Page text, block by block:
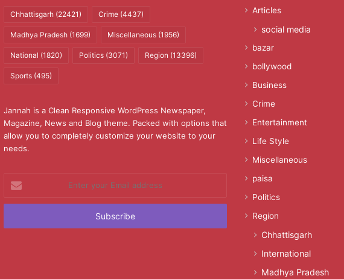
Chhattisgarh(22421) Crime(4437)
Madhya Pradesh(1699) Miscellaneous(1956)
National (1820) Politics(3071) Region (13396)
Sports(495)
Jannah is a Clean Responsive WordPress Newspaper,
Magazine, News and Blog theme. Packed with options that
allow you to completely customize your website to your
needs.
your
Email
Articles
social media
bazar
bollywood
Business
Crime
Entertainment
Life Style
Miscellaneous
paisa
Politics
Region
Chhattisgarh
International
Madhya Pradesh